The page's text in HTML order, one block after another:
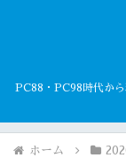
PC88・PC98時代か
ホーム